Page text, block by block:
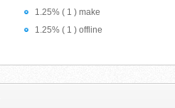
1.25% ( 1 ) make
1.25% ( 1 ) offline